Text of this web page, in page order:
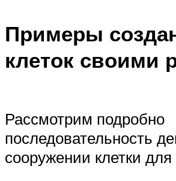
Примеры
клеток своими
Рассмотрим подробно
последовательность
сооружении клетки